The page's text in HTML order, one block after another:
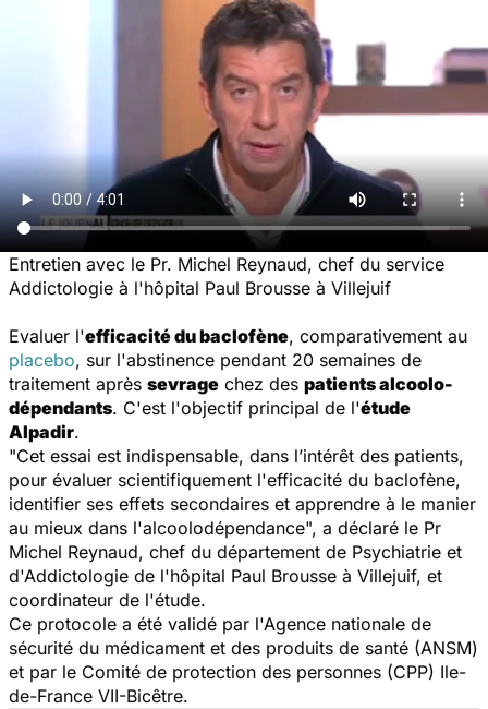
Entretien avec le Pr. Michel Reynaud, chef du service
Addictologie à l'hôpital Paul Brousse à Villejuif
Evaluer l'efficacité du baclofène, comparativement au
placebo, sur l'abstinence pendant 20 semaines de
traitement après sevrage chez des patients alcoolo-
dépendants. C'est l'objectif principal de l'étude
Alpadir.
"Cet essai est indispensable, dans l’intérêt des patients,
pour évaluer scientifiquement l'efficacité du baclofène,
identifier ses effets secondaires et apprendre à le manier
au mieux dans l'alcoolodépendance", a déclaré le Pr
Michel Reynaud, chef du département de Psychiatrie et
d'Addictologie de l'hôpital Paul Brousse à Villejuif, et
coordinateur de l'étude.
Ce protocole a été validé par l'Agence nationale de
sécurité du médicament et des produits de santé (ANSM)
et par le Comité de protection des personnes (CPP) Ile-
de-France VII-Bicêtre.